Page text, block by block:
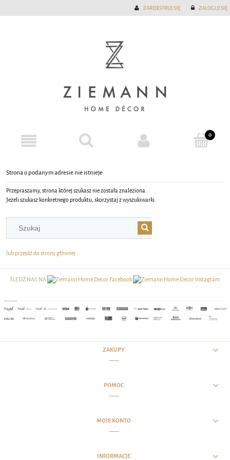
ZAREJESTRUJ SIĘ ZALOGUJ SIĘ
Strona o podanym adresie nie istnieje
Przepraszamy, strona której szukasz nie została znaleziona.
Jeżeli szukasz konkretnego produktu, skorzystaj z wyszukiwarki.
lub przejdź do strony głównej
ŚLEDŹ NAS NA
ZAKUPY
POMOC
MOJE KONTO
INFORMACJE